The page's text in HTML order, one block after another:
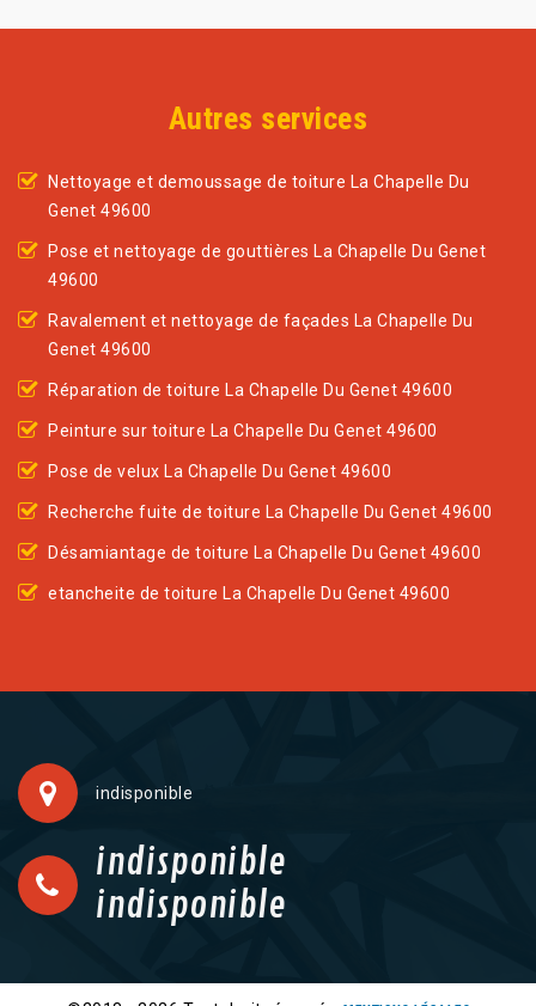
Autres services
Nettoyage et demoussage de toiture La Chapelle Du
Genet 49600
Pose et nettoyage de gouttières La Chapelle Du Genet
49600
Ravalement et nettoyage de façades La Chapelle Du
Genet 49600
Réparation de toiture La Chapelle Du Genet 49600
Peinture sur toiture La Chapelle Du Genet 49600
Pose de velux La Chapelle Du Genet 49600
Recherche fuite de toiture La Chapelle Du Genet 49600
Désamiantage de toiture La Chapelle Du Genet 49600
etancheite de toiture La Chapelle Du Genet 49600
indisponible
indisponible
indisponible